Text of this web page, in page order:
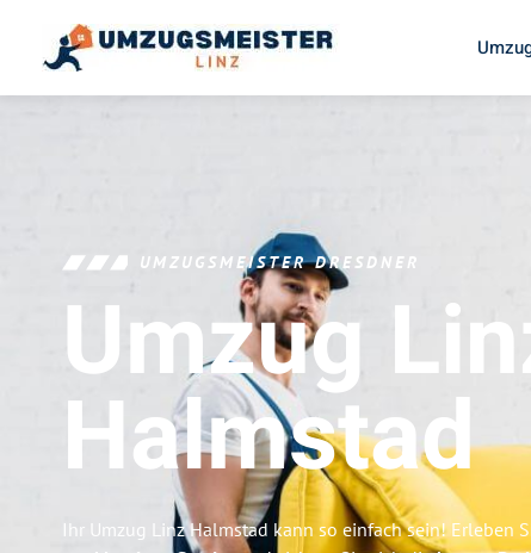
UMZUGSMEISTER DRESDNER
Umzug
Halmstad
Ihr Umzug Linz Halmstad kann so einfach sein! Erleben